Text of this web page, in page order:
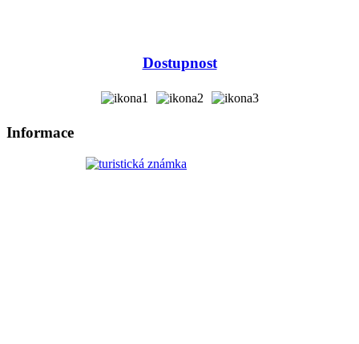
Dostupnost
Informace